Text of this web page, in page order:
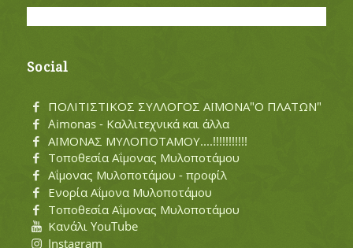
Social
ΠΟΛΙΤΙΣΤΙΚΟΣ ΣΥΛΛΟΓΟΣ ΑΪΜΟΝΑ"Ο ΠΛΑΤΩΝ"
Aimonas - Καλλιτεχνικά και άλλα
ΑΪΜΟΝΑΣ ΜΥΛΟΠΟΤΑΜΟΥ....!!!!!!!!!!!
Τοποθεσία Αΐμονας Μυλοποτάμου
Αΐμονας Μυλοποτάμου - προφίλ
Ενορία Αΐμονα Μυλοποτάμου
Τοποθεσία Αΐμονας Μυλοποτάμου
Κανάλι YouTube
Instagram